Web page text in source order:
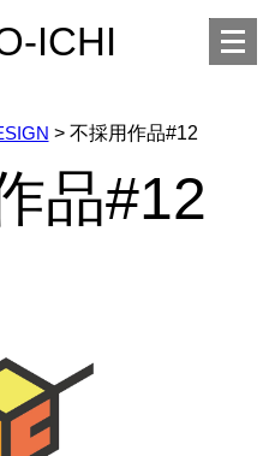
ICHI
Open
menu
> 不採用作品#12
品#12